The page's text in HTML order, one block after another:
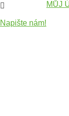

Napište nám!
MŮJ